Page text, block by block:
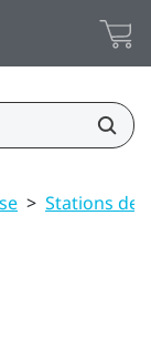
> Stations de